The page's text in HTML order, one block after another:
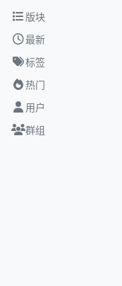
跳转至内容
版块
最新
标签
热门
用户
群组